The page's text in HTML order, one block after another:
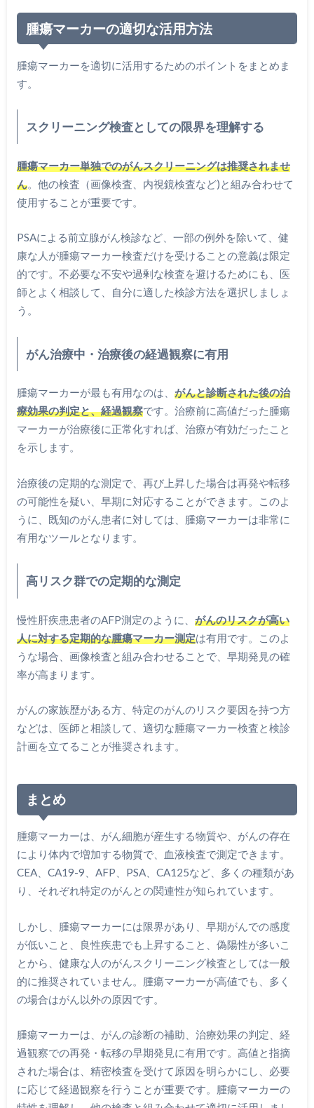
腫瘍マーカーの適切な活用方法
腫瘍マーカーを適切に活用するためのポイントをまとめま
す。
スクリーニング検査としての限界を理解する
腫瘍マーカー単独でのがんスクリーニングは推奨されませ
ん。他の検査（画像検査、内視鏡検査など)と組み合わせて
使用することが重要です。
PSAによる前立腺がん検診など、一部の例外を除いて、健
康な人が腫瘍マーカー検査だけを受けることの意義は限定
的です。不必要な不安や過剰な検査を避けるためにも、医
師とよく相談して、自分に適した検診方法を選択しましょ
う。
がん治療中・治療後の経過観察に有用
腫瘍マーカーが最も有用なのは、 がんと診断された後の治
療効果の判定と、経過観察です。治療前に高値だった腫瘍
マーカーが治療後に正常化すれば、治療が有効だったこと
を示します。
治療後の定期的な測定で、再び上昇した場合は再発や転移
の可能性を疑い、早期に対応することができます。このよ
うに、既知のがん患者に対しては、腫瘍マーカーは非常に
有用なツールとなります。
高リスク群での定期的な測定
慢性肝疾患患者のAFP測定のように、 がんのリスクが高い
人に対する定期的な腫瘍マーカー測定は有用です。このよ
うな場合、画像検査と組み合わせることで、早期発見の確
率が高まります。
がんの家族歴がある方、特定のがんのリスク要因を持つ方
などは、医師と相談して、適切な腫瘍マーカー検査と検診
計画を立てることが推奨されます。
まとめ
腫瘍マーカーは、がん細胞が産生する物質や、がんの存在
により体内で増加する物質で、血液検査で測定できます。
CEA、CA19-9、AFP、PSA、CA125など、多くの種類があ
り、それぞれ特定のがんとの関連性が知られています。
しかし、腫瘍マーカーには限界があり、早期がんでの感度
が低いこと、良性疾患でも上昇すること、偽陽性が多いこ
とから、健康な人のがんスクリーニング検査としては一般
的に推奨されていません。腫瘍マーカーが高値でも、多く
の場合はがん以外の原因です。
腫瘍マーカーは、がんの診断の補助、治療効果の判定、経
過観察での再発・転移の早期発見に有用です。高値と指摘
された場合は、精密検査を受けて原因を明らかにし、必要
に応じて経過観察を行うことが重要です。腫瘍マーカーの